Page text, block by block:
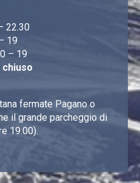
22.30
19
– 19
chiuso
fermate Pagano o
il grande parcheggio di
19.00).